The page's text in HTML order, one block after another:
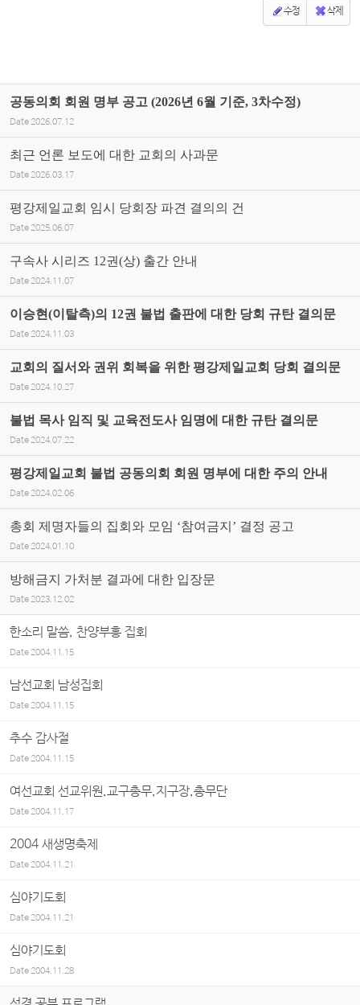
수정 삭제
공동의회 회원 명부 공고 (2026년 6월 기준, 3차수정)
Date 2026.07.12
최근 언론 보도에 대한 교회의 사과문
Date 2026.03.17
평강제일교회 임시 당회장 파견 결의의 건
Date 2025.06.07
구속사 시리즈 12권(상) 출간 안내
Date 2024.11.07
이승현(이탈측)의 12권 불법 출판에 대한 당회 규탄 결의문
Date 2024.11.03
교회의 질서와 권위 회복을 위한 평강제일교회 당회 결의문
Date 2024.10.27
불법 목사 임직 및 교육전도사 임명에 대한 규탄 결의문
Date 2024.07.22
평강제일교회 불법 공동의회 회원 명부에 대한 주의 안내
Date 2024.02.06
총회 제명자들의 집회와 모임 ‘참여금지’ 결정 공고
Date 2024.01.10
방해금지 가처분 결과에 대한 입장문
Date 2023.12.02
한소리 말씀, 찬양부흥 집회
Date2004.11.15
남선교회 남성집회
Date2004.11.15
추수 감사절
Date2004.11.15
여선교회 선교위원,교구총무,지구장,총무단
Date2004.11.17
2004 새생명축제
Date2004.11.21
심야기도회
Date2004.11.21
심야기도회
Date2004.11.28